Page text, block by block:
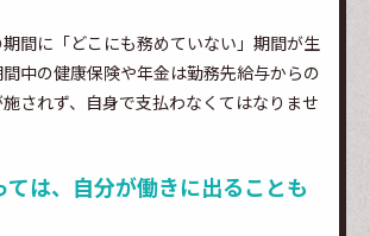
間に「どこにも務めていない」期間が生
中の健康保険や年金は勤務先給与からの
されず、自身で支払わなくてはなりませ
ては、自分が働きに出ることも